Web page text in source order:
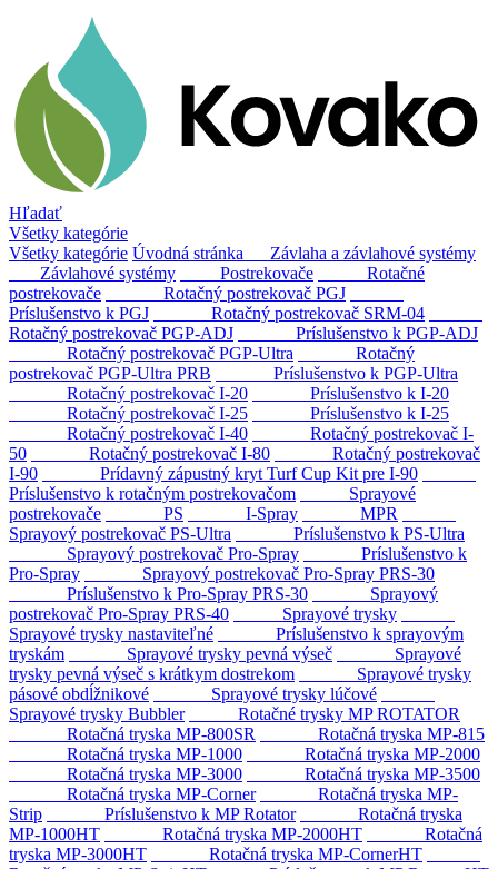
Hľadať
Všetky kategórie
Všetky kategórie Úvodná stránka
Závlaha a závlahové systémy
Závlahové systémy
Postrekovače
Rotačné
postrekovače
Rotačný postrekovač PGJ
Príslušenstvo k PGJ
Rotačný postrekovač SRM-04
Rotačný postrekovač PGP-ADJ
Príslušenstvo k PGP-ADJ
Rotačný postrekovač PGP-Ultra
Rotačný
postrekovač PGP-Ultra PRB
Príslušenstvo k PGP-Ultra
Rotačný postrekovač I-20
Príslušenstvo k I-20
Rotačný postrekovač I-25
Príslušenstvo k I-25
Rotačný postrekovač I-40
Rotačný postrekovač I-
50
Rotačný postrekovač I-80
Rotačný postrekovač
I-90
Prídavný zápustný kryt Turf Cup Kit pre I-90
Príslušenstvo k rotačným postrekovačom
Sprayové
postrekovače
PS I-Spray
MPR
Sprayový postrekovač PS-Ultra
Príslušenstvo k PS-Ultra
Sprayový postrekovač Pro-Spray
Príslušenstvo k
Pro-Spray
Sprayový postrekovač Pro-Spray PRS-30
Príslušenstvo k Pro-Spray PRS-30
Sprayový
postrekovač Pro-Spray PRS-40
Sprayové trysky
Sprayové trysky nastaviteľné
Príslušenstvo k sprayovým
tryskám
Sprayové trysky pevná výseč
Sprayové
trysky pevná výseč s krátkym dostrekom
Sprayové trysky
pásové obdĺžnikové
Sprayové trysky lúčové
Sprayové trysky Bubbler
Rotačné trysky MP ROTATOR
Rotačná tryska MP-800SR
Rotačná tryska MP-815
Rotačná tryska MP-1000
Rotačná tryska MP-2000
Rotačná tryska MP-3000
Rotačná tryska MP-3500
Rotačná tryska MP-Corner
Rotačná tryska MP-
Strip
Príslušenstvo k MP Rotator
Rotačná tryska
MP-1000HT
Rotačná tryska MP-2000HT
Rotačná
tryska MP-3000HT
Rotačná tryska MP-CornerHT